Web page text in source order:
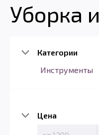
Уборка
Категории
Инструменты
Цена